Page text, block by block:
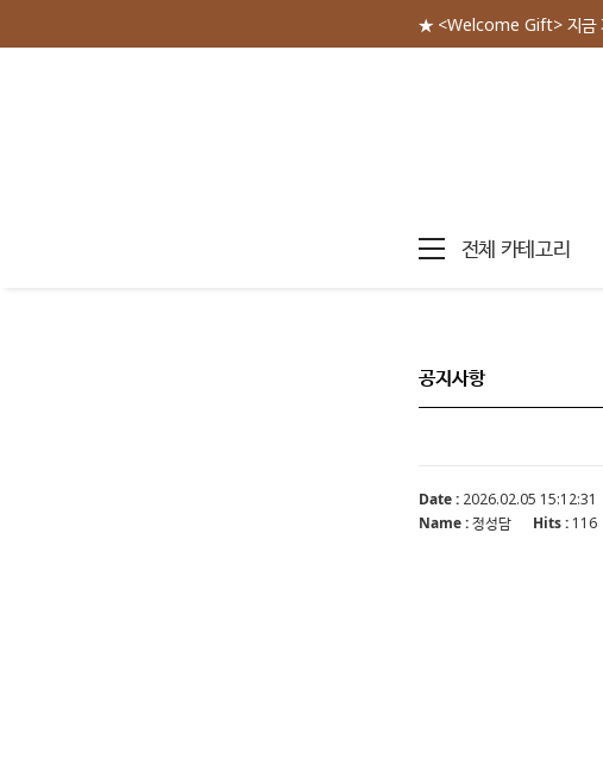
★ <Welcome Gift> 지금
전체 카테고리
공지사항
Date :2026.02.05 15:12:31
Name :정성담 Hits :116